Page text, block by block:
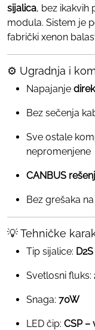
sijalica, bez ikakvih
modula. Sistem je
fabrički xenon
⚙️ Ugradnja i
Napajanje
Bez sečenja
Sve ostale
nepromenjene
CANBUS
Bez grešaka
💡 Tehničke
Tip sijalice:
Svetlosni fluks:
Snaga: 70W
LED čip: CSP –